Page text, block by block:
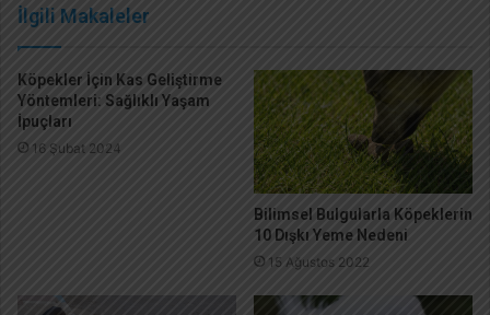
İlgili Makaleler
Köpekler İçin Kas Geliştirme
Yöntemleri: Sağlıklı Yaşam
İpuçları
16 Şubat 2024
Bilimsel Bulgularla Köpeklerin
10 Dışkı Yeme Nedeni
15 Ağustos 2022